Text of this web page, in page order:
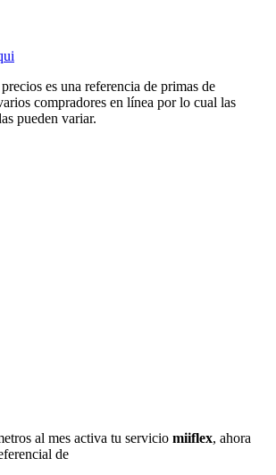
es una referencia de primas de
compradores en línea por lo cual las
pueden variar.
al mes activa tu servicio miiflex, ahora
de